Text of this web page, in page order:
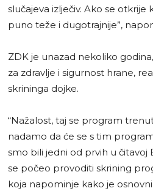
slučajeva izlječiv. Ako se otkrije
puno teže i dugotrajnije”,
ZDK je unazad nekoliko
za zdravlje i sigurnost hrane,
skrininga dojke.
“Nažalost, taj se program
nadamo da će se s tim
smo bili jedni od prvih u čitavoj
se počeo provoditi skrining
koja napominje kako je